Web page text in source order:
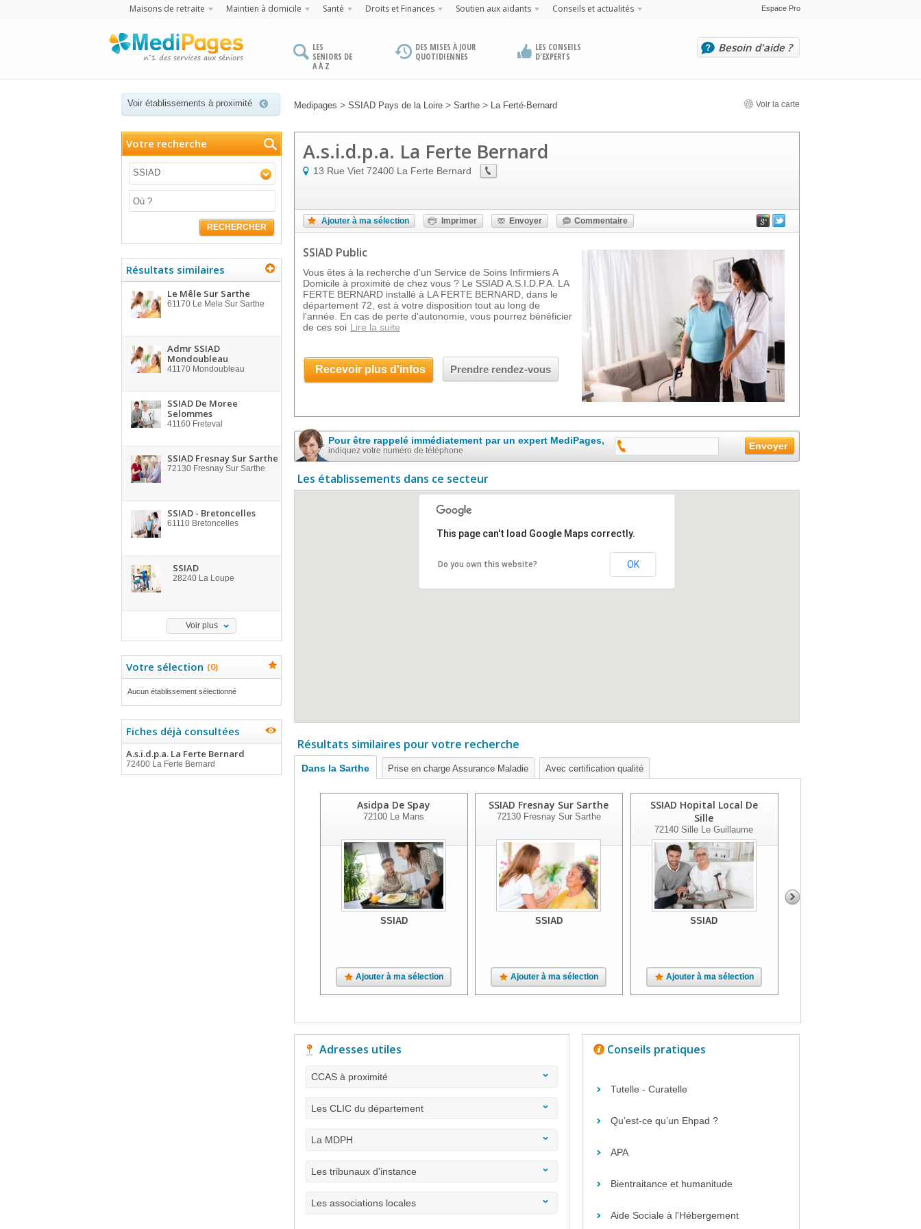
Maisons de retraite Maintien à domicile Santé Droits et Finances Soutien aux aidants Conseils et actualités Espace Pro
LES
SENIORS DE
A À Z
DES MISES À JOUR
QUOTIDIENNES
LES CONSEILS
D'EXPERTS
Besoin d'aide ?
Voir établissements à proximité Medipages > SSIAD Pays de la Loire > Sarthe > La Ferté-Bernard Voir la carte
Votre recherche
SSIAD
RECHERCHER
Résultats similaires
Le Mêle Sur Sarthe
61170 Le Mele Sur Sarthe
Admr SSIAD
Mondoubleau
41170 Mondoubleau
SSIAD De Moree
Selommes
41160 Freteval
SSIAD Fresnay Sur Sarthe
72130 Fresnay Sur Sarthe
SSIAD - Bretoncelles
61110 Bretoncelles
SSIAD
28240 La Loupe
Voir plus
Votre sélection (0)
Aucun établissement sélectionné
Fiches déjà consultées
A.s.i.d.p.a. La Ferte Bernard
72400 La Ferte Bernard
A.s.i.d.p.a. La Ferte Bernard
13 Rue Viet 72400 La Ferte Bernard
Ajouter à ma sélection Imprimer Envoyer Commentaire
SSIAD Public
Vous êtes à la recherche d'un Service de Soins Infirmiers A
Domicile à proximité de chez vous ? Le SSIAD A.S.I.D.P.A. LA
FERTE BERNARD installé à LA FERTE BERNARD, dans le
département 72, est à votre disposition tout au long de
l'année. En cas de perte d'autonomie, vous pourrez bénéficier
de ces soi Lire la suite
Recevoir plus d'infos Prendre rendez-vous
Pour être rappelé immédiatement par un expert MediPages,
indiquez votre numéro de téléphone
Les établissements dans ce secteur
This page can't load Google Maps correctly.
Do you own this website? OK
Résultats similaires pour votre recherche
Dans la Sarthe Prise en charge Assurance Maladie Avec certification qualité
Asidpa De Spay
72100 Le Mans
SSIAD
Ajouter à ma sélection
SSIAD Fresnay Sur Sarthe
72130Fresnay Sur Sarthe
SSIAD
Ajouter à ma sélection
SSIAD Hopital Local De
Sille
72140 Sille Le Guillaume
SSIAD
Ajouter à ma sélection
Adresses utiles
CCAS à proximité
Les CLIC du département
La MDPH
Les tribunaux d'instance
Les associations locales
Conseils pratiques
Tutelle - Curatelle
Qu’est-ce qu’un Ehpad ?
APA
Bientraitance et humanitude
Aide Sociale à l'Hébergement